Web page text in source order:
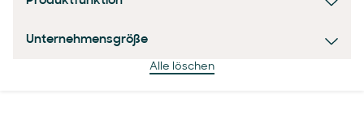
Unternehmensgröße
Alle löschen